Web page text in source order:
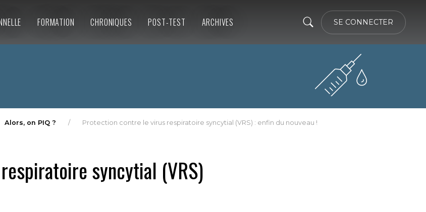
SE CONNECTER
FORMATION CHRONIQUES POST-TEST ARCHIVES
Alors, on PIQ ? Protection contre le virus respiratoire syncytial (VRS) : enfin du nouveau !
syncytial (VRS)